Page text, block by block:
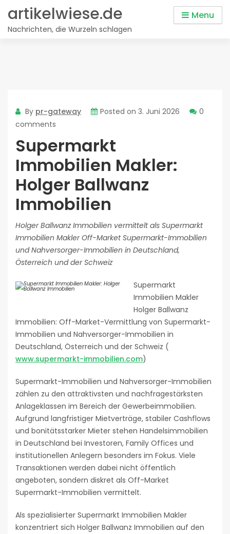
content
artikelwiese.de
Nachrichten, die Wurzeln schlagen
Menu
By pr-gateway Posted on 3. Juni 2026
0
comments
Supermarkt
Immobilien Makler:
Holger Ballwanz
Immobilien
Holger Ballwanz Immobilien vermittelt als Supermarkt
Immobilien Makler Off-Market Supermarkt-Immobilien
und Nahversorger-Immobilien in Deutschland,
Österreich und der Schweiz
Supermarkt
Immobilien Makler
Holger Ballwanz
Immobilien: Off-Market-Vermittlung von Supermarkt-
Immobilien und Nahversorger-Immobilien in
Deutschland, Österreich und der Schweiz (
www.supermarkt-immobilien.com)
Supermarkt-Immobilien und Nahversorger-Immobilien
zählen zu den attraktivsten und nachfragestärksten
Anlageklassen im Bereich der Gewerbeimmobilien.
Aufgrund langfristiger Mietverträge, stabiler Cashflows
und bonitätsstarker Mieter stehen Handelsimmobilien
in Deutschland bei Investoren, Family Offices und
institutionellen Anlegern besonders im Fokus. Viele
Transaktionen werden dabei nicht öffentlich
angeboten, sondern diskret als Off-Market
Supermarkt-Immobilien vermittelt.
Als spezialisierter Supermarkt Immobilien Makler
konzentriert sich Holger Ballwanz Immobilien auf den